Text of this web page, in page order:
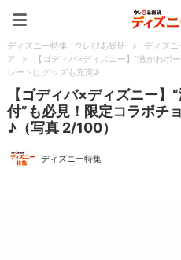
ディズニー特集 -ウレぴあ総研 > ディズニ
ア
>
【ゴディバ×ディズニー】“激かわポ
レートはグッズも充実♪
【ゴディバ×ディズニー】
付”も必見！限定コラボチ
♪（写真 2/100）
ディズニー特集